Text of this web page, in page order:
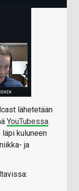
lähetetään
YouTubessa.
läpi kuluneen
ja